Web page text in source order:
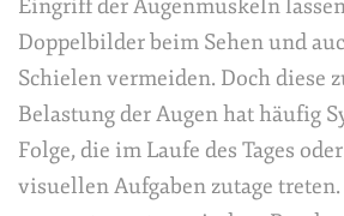
Eingriff der Augenmuskeln
Doppelbilder beim Sehen und
Schielen vermeiden. Doch diese
Belastung der Augen hat häufig
Folge, die im Laufe des Tages
visuellen Aufgaben zutage treten.